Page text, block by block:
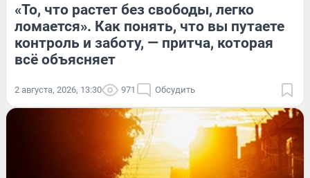
«То, что растет без свободы, легко
ломается». Как понять, что вы путаете
контроль и заботу, — притча, которая
всё объясняет
2 августа, 2026, 13:30 971 Обсудить